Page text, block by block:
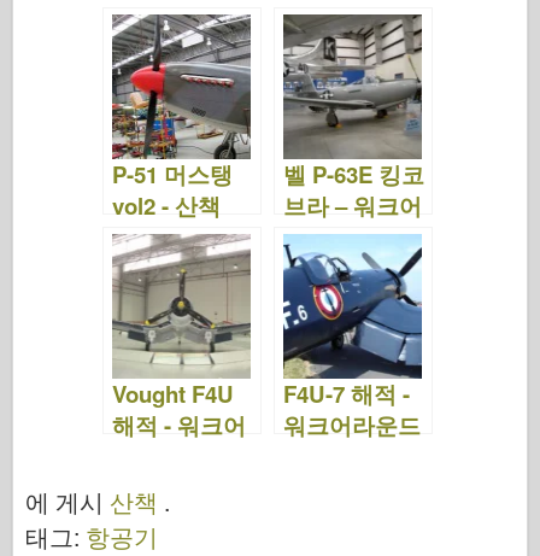
드
P-51 머스탱
vol2 - 산책
벨 P-63E 킹코
브라 – 워크어
라운드
Vought F4U
해적 - 워크어
F4U-7 해적 -
워크어라운드
에 게시 산책 .
태그: 항공기